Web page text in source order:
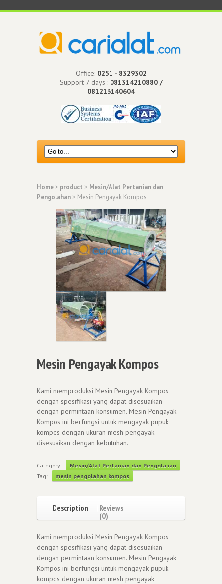
Office: 0251 - 8329302
Support 7 days : 081314210880 /
081213140604
Home > product > Mesin/Alat Pertanian dan
Pengolahan > Mesin Pengayak Kompos
Mesin Pengayak Kompos
Kami memproduksi Mesin Pengayak Kompos
dengan spesifikasi yang dapat disesuaikan
dengan permintaan konsumen. Mesin Pengayak
Kompos ini berfungsi untuk mengayak pupuk
kompos dengan ukuran mesh pengayak
disesuaikan dengan kebutuhan.
Category:
Mesin/Alat Pertanian dan Pengolahan
Tag:
mesin pengolahan kompos
Description
Reviews
(0)
Kami memproduksi Mesin Pengayak Kompos
dengan spesifikasi yang dapat disesuaikan
dengan permintaan konsumen. Mesin Pengayak
Kompos ini berfungsi untuk mengayak pupuk
kompos dengan ukuran mesh pengayak